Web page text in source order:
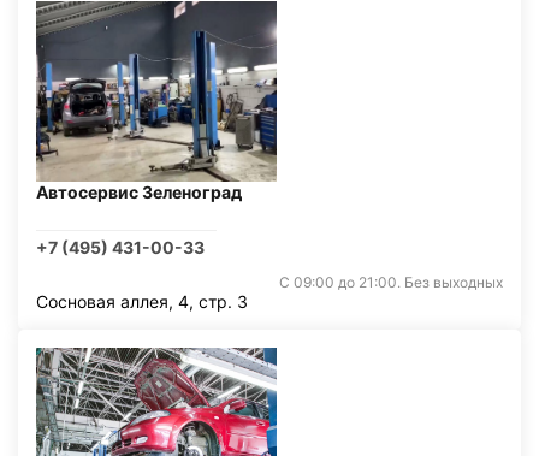
Автосервис Зеленоград
+7 (495) 431-00-33
С 09:00 до 21:00. Без выходных
Сосновая аллея, 4, стр. 3